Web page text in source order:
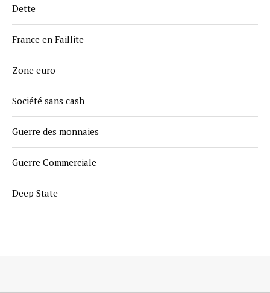
Dette
France en Faillite
Zone euro
Société sans cash
Guerre des monnaies
Guerre Commerciale
Deep State